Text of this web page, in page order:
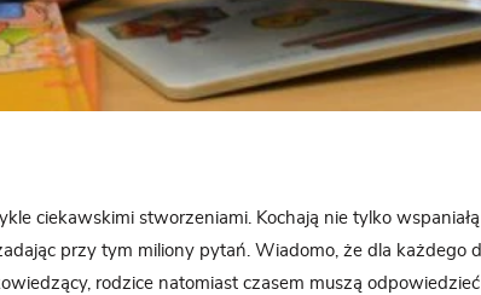
ciekawskimi stworzeniami. Kochają nie tylko
przy tym miliony pytań. Wiadomo, że dla każdego
rodzice natomiast czasem muszą